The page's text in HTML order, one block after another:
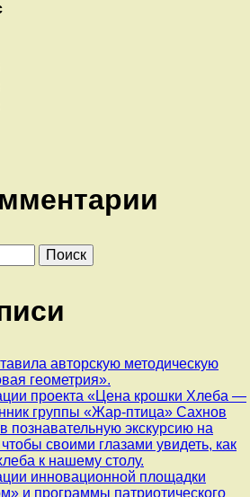
авторскую методическую
геометрия».
проекта «Цена крошки Хлеба —
группы «Жар-птица» Сахнов
познавательную экскурсию на
своими глазами увидеть, как
к нашему столу.
инновационной площадки
и программы патриотического